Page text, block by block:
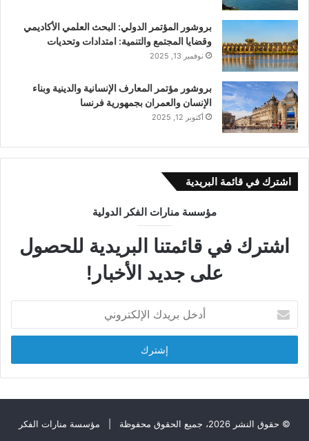
بروشور المؤتمر الدولي: اﻟﺒﺤﺚ اﻟﻌﻠﻤﻲ اﻷﻛﺎدﻳﻤﻲ
وﻗﻀﺎﻳﺎ اﻟﻤﺠﺘﻤﻊ واﻟﺘﻨﻤﻴﺔ: اﻣﺘﺪادات وتحديات
نوفمبر 13, 2025
بروشور مؤتمر المعارف الإنسانية والدينية وبناء
الإنسان والعمران بجمهورية فرنسا
أكتوبر 12, 2025
اشترك في قائمة البريدية
مؤسسة منارات الفكر الدولية
اشترك في قائمتنا البريدية للحصول
على جديد الأخبار!
خ
ب
ر
© حقوق النشر 2026، جميع الحقوق محفوظة |
مؤسسة منارات الفكر